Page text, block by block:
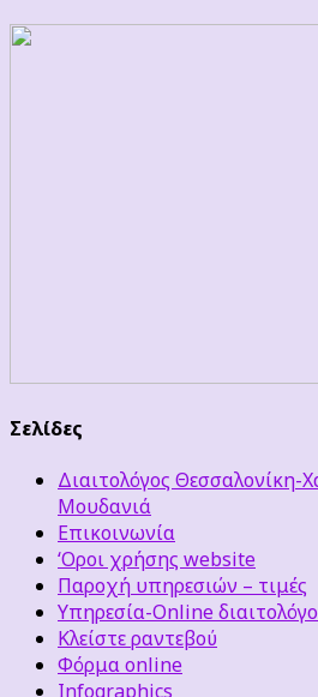
Σελίδες
Διαιτολόγος Θεσσαλονίκη-
Μουδανιά
Επικοινωνία
‘Οροι χρήσης website
Παροχή υπηρεσιών – τιμές
Υπηρεσία-Online
Κλείστε ραντεβού
Φόρμα online
Infographics